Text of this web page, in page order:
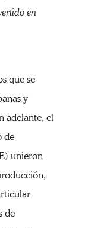
en
que se
y
adelante, el
de
unieron
de